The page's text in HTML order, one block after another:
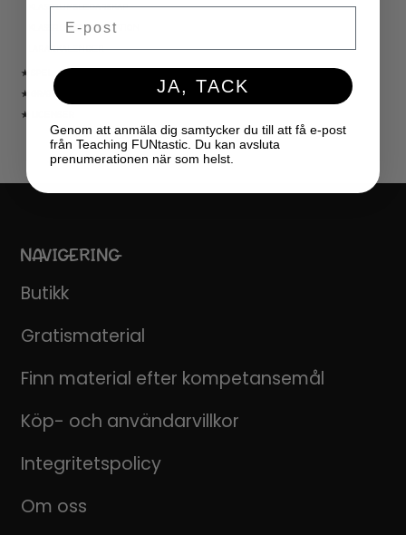
KLASSRUMSLEDARSKAP
KLASSRUMSORGANISATION
LÄRARKALENDER
★ SPEL
★ GRATIS
★ LICENSER
NAVIGERING
Butikk
Gratismaterial
Finn material efter kompetansemål
Köp- och användarvillkor
Integritetspolicy
Om oss
JA, TACK
Genom att anmäla dig samtycker du till att få e-post
från Teaching FUNtastic. Du kan avsluta
prenumerationen när som helst.